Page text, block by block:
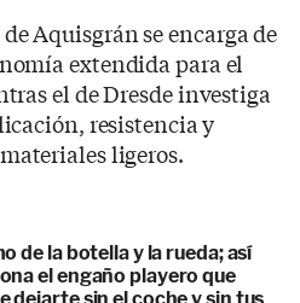
Aquisgrán se encarga de
extendida para el
el de Dresde investiga
resistencia y
ligeros.
de la botella y la rueda; así
el engaño playero que